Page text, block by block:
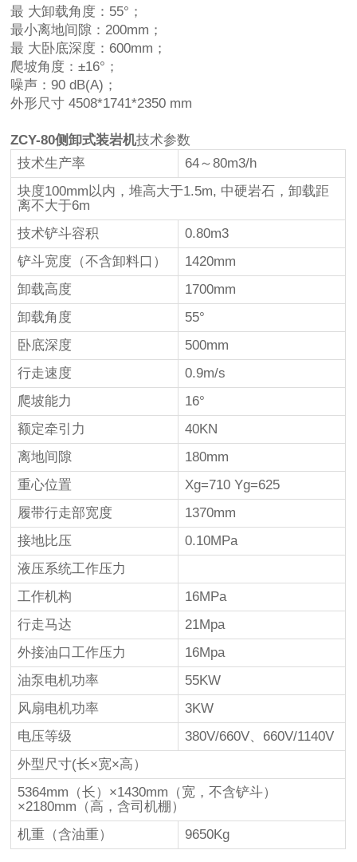
最 大卸载角度：55°；
最小离地间隙：200mm；
最 大卧底深度：600mm；
爬坡角度：±16°；
噪声：90 dB(A)；
外形尺寸 4508*1741*2350 mm
ZCY-80侧卸式装岩机技术参数
技术生产率
64～80m3/h
块度100mm以内，堆高大于1.5m, 中硬岩石，卸载距
离不大于6m
技术铲斗容积
0.80m3
铲斗宽度（不含卸料口）
1420mm
卸载高度
1700mm
卸载角度
55°
卧底深度
500mm
行走速度
0.9m/s
爬坡能力
16°
额定牵引力
40KN
离地间隙
180mm
重心位置
Xg=710 Yg=625
履带行走部宽度
1370mm
接地比压
0.10MPa
液压系统工作压力
工作机构
16MPa
行走马达
21Mpa
外接油口工作压力
16Mpa
油泵电机功率
55KW
风扇电机功率
3KW
电压等级
380V/660V、660V/1140V
外型尺寸(长×宽×高）
5364mm（长）×1430mm（宽，不含铲斗）
×2180mm（高，含司机棚）
机重（含油重）
9650Kg